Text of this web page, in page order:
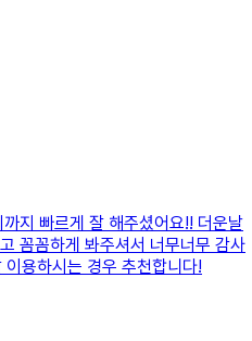
지 빠르게 잘 해주셨어요!! 더운날
꼼꼼하게 봐주셔서 너무너무 감사
용하시는 경우 추천합니다!